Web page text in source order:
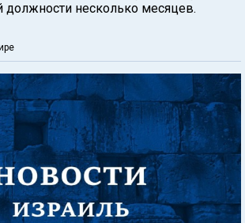
должности несколько месяцев.